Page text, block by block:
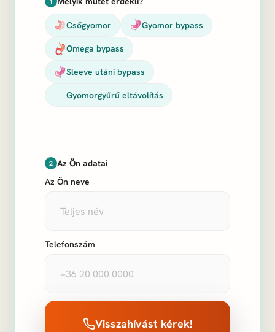
Csőgyomor Gyomor bypass
Omega bypass
Sleeve utáni bypass
Gyomorgyűrű eltávolítás
2 Az Ön adatai
Az Ön neve
Telefonszám
Visszahívást kérek!